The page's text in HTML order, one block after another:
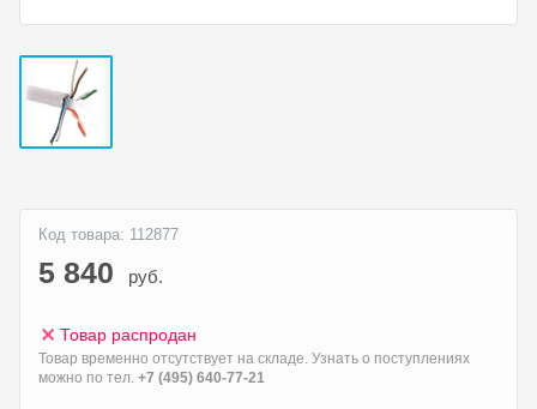
Код товара: 112877
5 840 руб.
Товар распродан
Товар временно отсутствует на складе. Узнать о поступлениях
можно по тел. +7 (495) 640-77-21